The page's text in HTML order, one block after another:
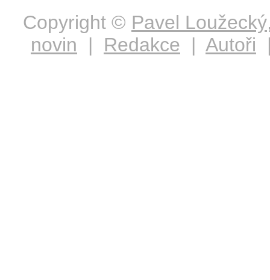
Copyright © Pavel Loužecký
novin | Redakce | Autoři